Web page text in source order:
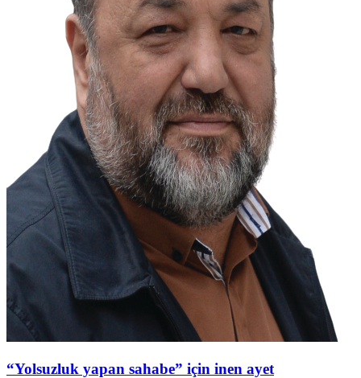
“Yolsuzluk yapan sahabe” için inen ayet